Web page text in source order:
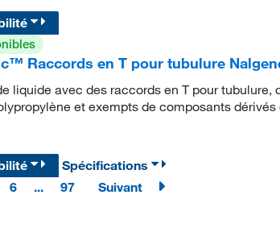
Raccords en T pour tubulure
liquide avec des raccords en T pour tubulure,
et exempts de composants dérivés
Spécifications
6 ... 97 Suivant